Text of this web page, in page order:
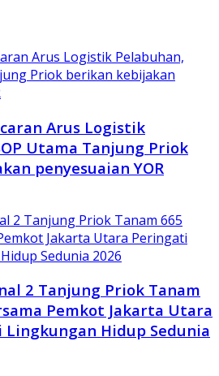
Arus Logistik
Utama Tanjung Priok
penyesuaian YOR
2 Tanjung Priok Tanam
Pemkot Jakarta Utara
Hidup Sedunia